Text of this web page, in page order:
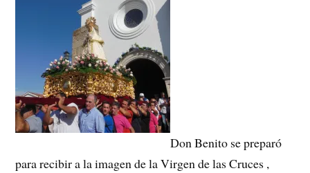
Don Benito se preparó
para recibir a la imagen de la Virgen de las Cruces ,